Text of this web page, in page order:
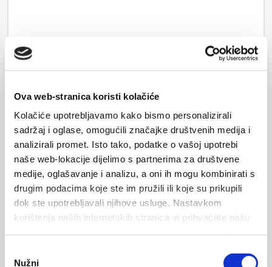
Ova web-stranica koristi kolačiće
Kolačiće upotrebljavamo kako bismo personalizirali
sadržaj i oglase, omogućili značajke društvenih medija i
analizirali promet. Isto tako, podatke o vašoj upotrebi
naše web-lokacije dijelimo s partnerima za društvene
medije, oglašavanje i analizu, a oni ih mogu kombinirati s
drugim podacima koje ste im pružili ili koje su prikupili
dok ste upotrebljavali njihove usluge. Nastavkom
korištenja naših internetskih stranica vi prihvaćate našu
Nužni
сохранены на почтовом сервере.
ОТПРАВИТЬ